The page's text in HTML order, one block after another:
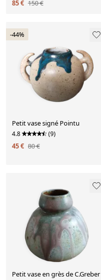
85 € 150 €
-44%
Petit vase signé Pointu
4.8 (9)
45 € 80 €
Petit vase en grès de C.Greber